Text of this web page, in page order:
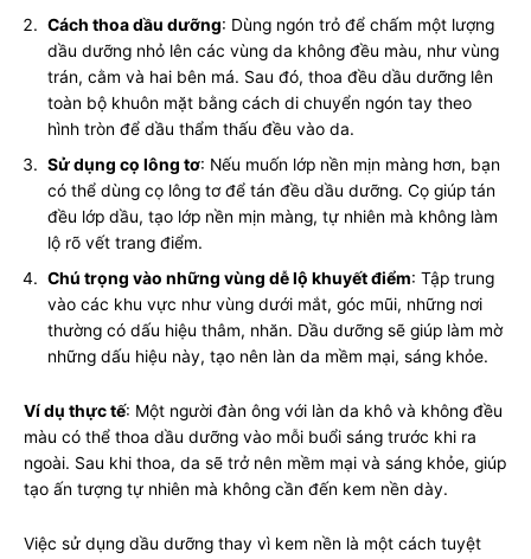
Cách thoa dầu dưỡng: Dùng ngón trỏ để chấm một lượng
dầu dưỡng nhỏ lên các vùng da không đều màu, như vùng
trán, cằm và hai bên má. Sau đó, thoa đều dầu dưỡng lên
toàn bộ khuôn mặt bằng cách di chuyển ngón tay theo
hình tròn để dầu thẩm thấu đều vào da.
Sử dụng cọ lông tơ: Nếu muốn lớp nền mịn màng hơn, bạn
có thể dùng cọ lông tơ để tán đều dầu dưỡng. Cọ giúp tán
đều lớp dầu, tạo lớp nền mịn màng, tự nhiên mà không làm
lộ rõ vết trang điểm.
Chú trọng vào những vùng dễ lộ khuyết điểm: Tập trung
vào các khu vực như vùng dưới mắt, góc mũi, những nơi
thường có dấu hiệu thâm, nhăn. Dầu dưỡng sẽ giúp làm mờ
những dấu hiệu này, tạo nên làn da mềm mại, sáng khỏe.
Ví dụ thực tế: Một người đàn ông với làn da khô và không đều
màu có thể thoa dầu dưỡng vào mỗi buổi sáng trước khi ra
ngoài. Sau khi thoa, da sẽ trở nên mềm mại và sáng khỏe, giúp
tạo ấn tượng tự nhiên mà không cần đến kem nền dày.
Việc sử dụng dầu dưỡng thay vì kem nền là một cách tuyệt